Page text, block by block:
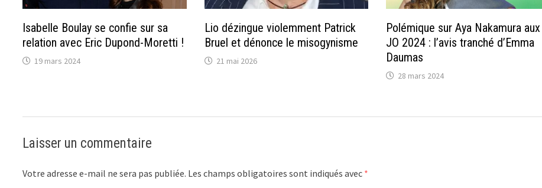
Isabelle Boulay se confie sur sa
relation avec Eric Dupond-Moretti !
19 mars 2024
Lio dézingue violemment Patrick
Bruel et dénonce le misogynisme
21 mai 2026
Polémique sur Aya Nakamura aux
JO 2024 : l’avis tranché d’Emma
Daumas
28 mars 2024
Laisser un commentaire
Votre adresse e-mail ne sera pas publiée. Les champs obligatoires sont indiqués avec *